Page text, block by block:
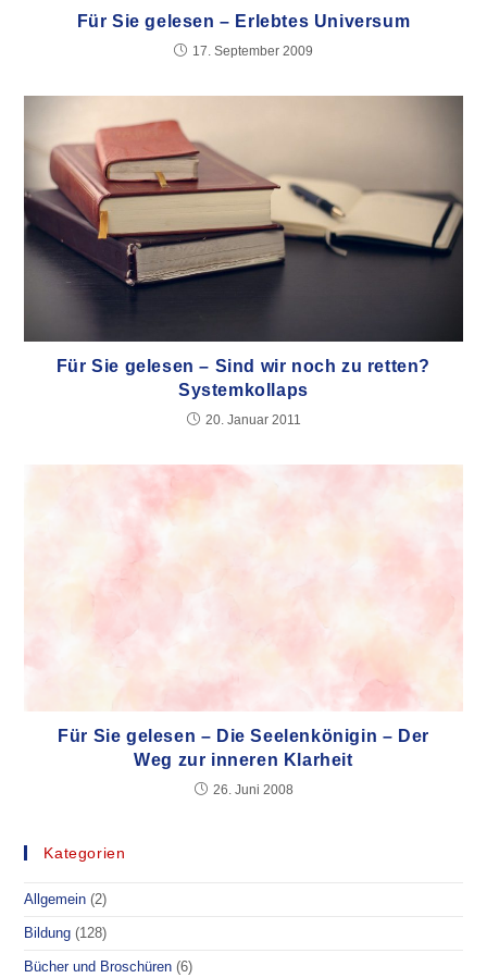
Für Sie gelesen – Erlebtes Universum
17. September 2009
Für Sie gelesen – Sind wir noch zu retten?
Systemkollaps
20. Januar 2011
Für Sie gelesen – Die Seelenkönigin – Der
Weg zur inneren Klarheit
26. Juni 2008
Kategorien
Allgemein (2)
Bildung (128)
Bücher und Broschüren (6)